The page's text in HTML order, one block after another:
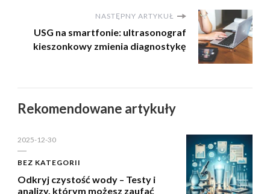
NASTĘPNY ARTYKUŁ
USG na smartfonie: ultrasonograf
kieszonkowy zmienia diagnostykę
Rekomendowane artykuły
2025-12-30
BEZ KATEGORII
Odkryj czystość wody – Testy i
analizy, którym możesz zaufać